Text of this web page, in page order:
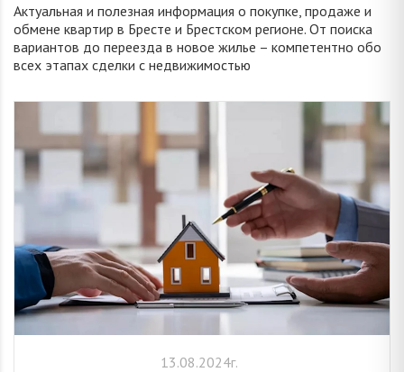
Актуальная и полезная информация о покупке, продаже и
обмене квартир в Бресте и Брестском регионе. От поиска
вариантов до переезда в новое жилье – компетентно обо
всех этапах сделки с недвижимостью
13.08.2024г.